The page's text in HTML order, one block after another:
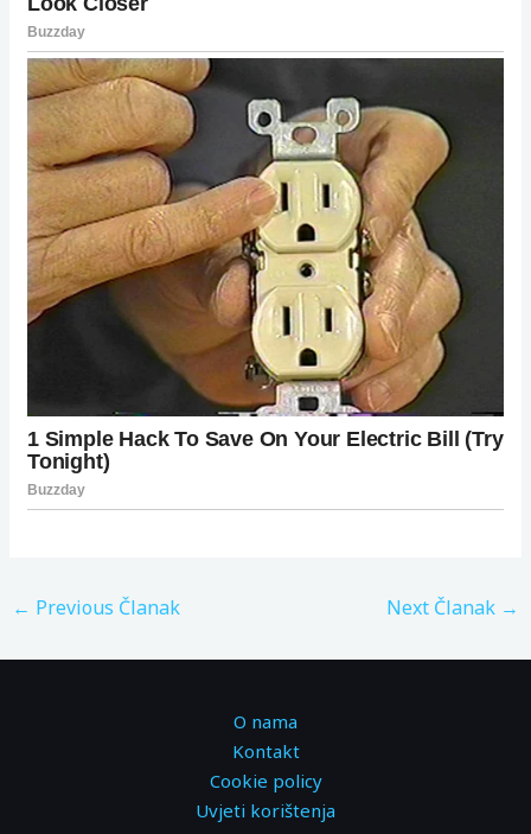
← Previous Članak Next Članak →
O nama
Kontakt
Cookie policy
Uvjeti korištenja